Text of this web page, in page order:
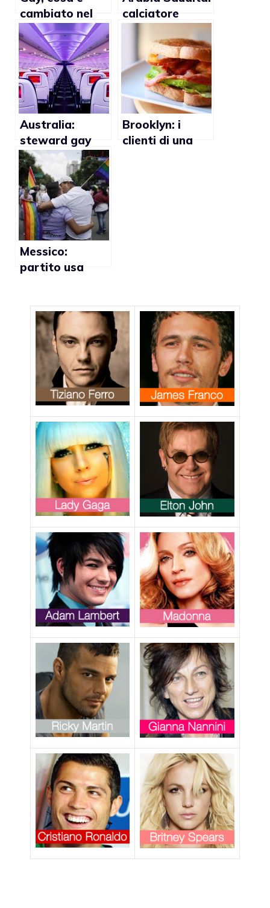
cambiato nel
2014?
calciatore
insulti omofobi
ad un
compagno
Australia:
steward gay
chiede un
risarcimento di
50000 dollari
per ingiusto
licenziamento
Brooklyn: i
clienti di una
Messico:
partito usa
seminari che
guariscono
l’omosessualità